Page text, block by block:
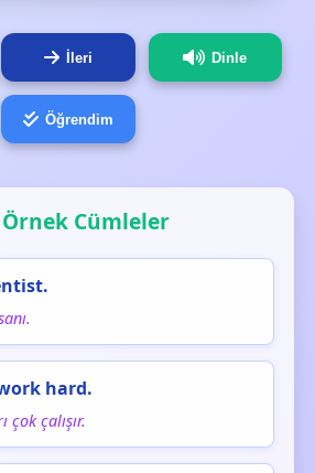
İleri Dinle
Öğrendim
Örnek Cümleler
hard.
çok çalışır.